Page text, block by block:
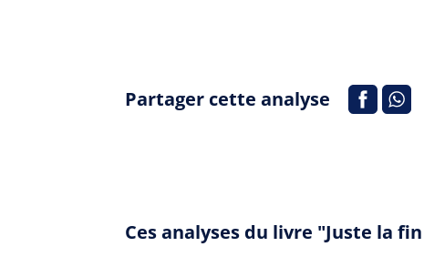
Partager cette analyse
Ces analyses du livre "Juste la